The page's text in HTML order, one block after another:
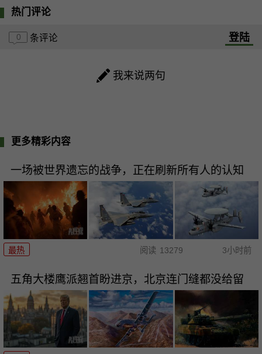
热门评论
0 条评论 登陆
我来说两句
更多精彩内容
一场被世界遗忘的战争，正在刷新所有人的认知
最热 阅读 13279 3小时前
五角大楼鹰派翘首盼进京，北京连门缝都没给留